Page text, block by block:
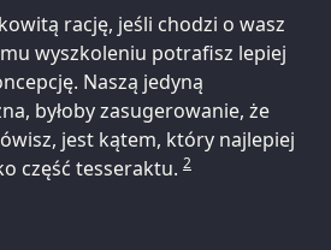
rację, jeśli chodzi o wasz
wyszkoleniu potrafisz lepiej
Naszą jedyną
byłoby zasugerowanie, że
jest kątem, który najlepiej
część tesseraktu. 2